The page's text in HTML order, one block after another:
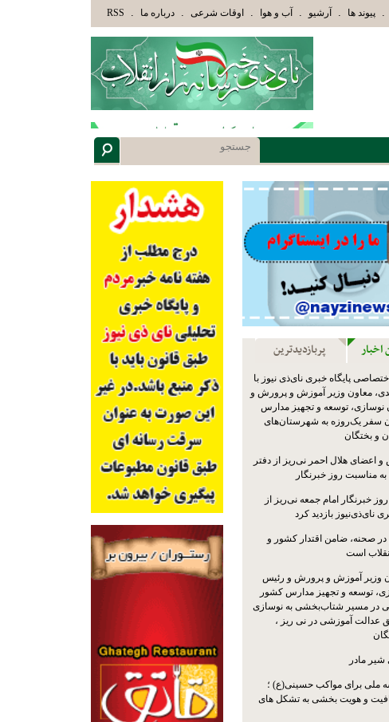
را میشنوند و سپس بهترین را انتخاب میکنند(سوره مبارکه زمر آیه 18) . پیوند ها . آرشیو . آب و هوا . اوقات شرعی . درباره ما .
RSS
پربازدیدترین
پایگاه خبری نای‌ذی نیوز با
معاون وزیر آموزش و پرورش و
توسعه و تجهیز مدارس
سفر یک‌روزه به شهرستان‌های
و بختگان
و اعضای هلال احمر نی‌ریز از دفتر
به مناسبت روز خبرنگار
خبرنگار امام جمعه نی‌ریز از
نای‌ذی‌نیوز بازدید کرد
صحنه، ضامن اقتدار کشور و
است
وزیر آموزش و پرورش و رئیس
توسعه و تجهیز مدارس کشور
در مسیر شتاب‌بخشی به نوسازی
عدالت آموزشی در نی ریز ،
مادر
ملی برای مواکب حسینی(ع) ؛
و هویت بخشی به تشکل های